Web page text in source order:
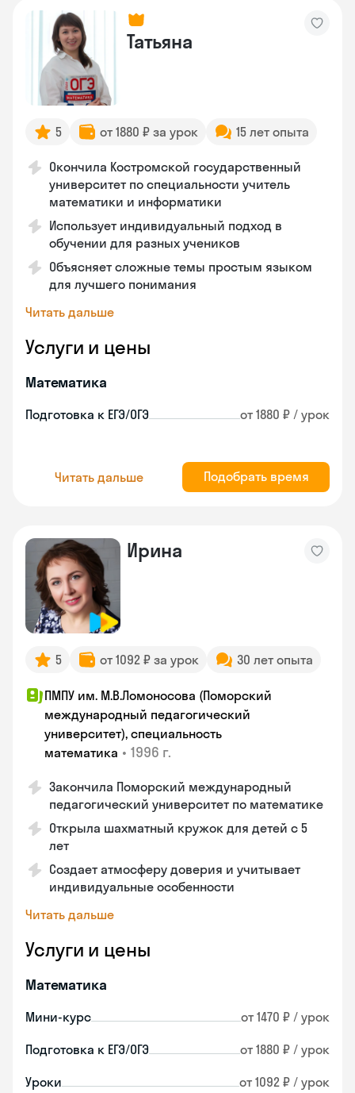
Татьяна
5 от 1880 ₽ за урок 15 лет опыта
Окончила Костромской государственный
университет по специальности учитель
математики и информатики
Использует индивидуальный подход в
обучении для разных учеников
Объясняет сложные темы простым языком
для лучшего понимания
Читать дальше
Услуги и цены
Математика
Подготовка к ЕГЭ/ОГЭ от 1880 ₽ / урок
Читать дальше Подобрать время
Ирина
5 от 1092 ₽ за урок 30 лет опыта
ПМПУ им. М.В.Ломоносова (Поморский
международный педагогический
университет), специальность
математика • 1996 г.
Закончила Поморский международный
педагогический университет по математике
Открыла шахматный кружок для детей с 5
лет
Создает атмосферу доверия и учитывает
индивидуальные особенности
Читать дальше
Услуги и цены
Математика
Мини-курс от 1470 ₽ / урок
Подготовка к ЕГЭ/ОГЭ от 1880 ₽ / урок
Уроки от 1092 ₽ / урок